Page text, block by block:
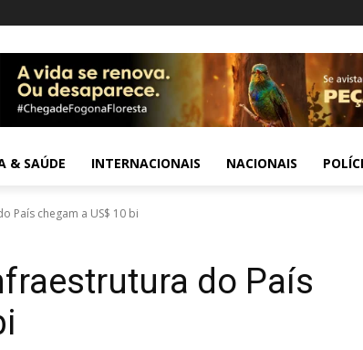
& SAÚDE INTERNACIONAIS NACIONAIS
País chegam a US$ 10 bi
do País